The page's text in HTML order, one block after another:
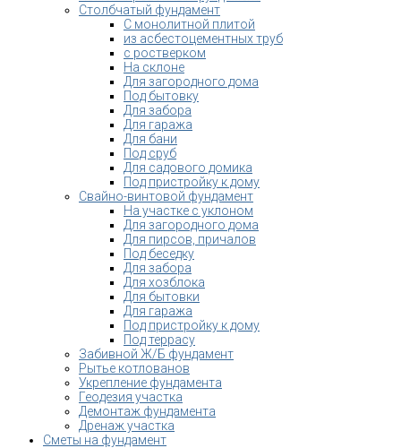
Столбчатый фундамент
С монолитной плитой
из асбестоцементных труб
с ростверком
На склоне
Для загородного дома
Под бытовку
Для забора
Для гаража
Для бани
Под сруб
Для садового домика
Под пристройку к дому
Свайно-винтовой фундамент
На участке с уклоном
Для загородного дома
Для пирсов, причалов
Под беседку
Для забора
Для хозблока
Для бытовки
Для гаража
Под пристройку к дому
Под террасу
Забивной Ж/Б фундамент
Рытье котлованов
Укрепление фундамента
Геодезия участка
Демонтаж фундамента
Дренаж участка
Сметы на фундамент